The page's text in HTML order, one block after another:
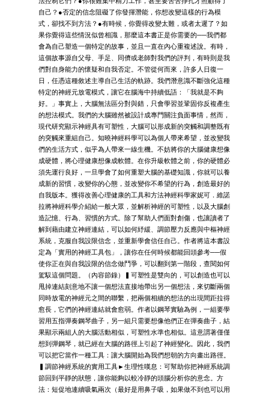
自己？●否定的信念阻礙了你發揮潛能，你想改變這樣的行為模
式，卻找不到方法？●有時候，你覺得改變太難，或者太遲了？如
果你覺得這些情況似曾相識，那麼這本書正是你需要的──我們都
會為自己塑造一個特定的故事，並且一直在內心重複述說。有時，
這個故事源自父母、手足、同儕或老師對我們的評判，有時則是我
們對自身能力的懷疑和自我否定。不管從何而來，許多人日復一
日，任憑這種敘述主導自己生活的軌跡。我們潛意識不斷強化這種
特定的神經元放電模式，讓它在腦海中持續低語：「我就是不夠
好。」事實上，大腦無法區分對與錯，只會學習並鞏固你反複產生
的想法模式。我們的大腦雖然被設計成專門關注負面事情，然而，
現代研究顯示神經具有可塑性，大腦可以形成新的突觸和調整既有
的突觸來重組自己。知曉神經科學可以為個人帶來希望，並改變我
們的生活方式，似乎為人帶來一線生機。不妨將你的大腦健康想像
成硬體，將心理健康想像成軟體。在你升級軟體之前，你的硬體必
須先運行良好，一旦學會了如何重塑大腦的基礎知識，你就可以養
成新的習慣，改變你的心態，並改變你不希望的行為，創造最好的
自我版本。獲得改善心理健康的工具和方法神經科學家妮可．維諾
拉將神經科學介紹給一般大眾，並解析神經的可塑性，以及大腦創
造記憶、行為、習慣的方式。除了幫助人們面對創傷，也讓讀者了
解到藉由建立神經連結，可以如何紓緩、調節壓力反應與中樞神經
系統，克服自我設限信念，並重新學會信任自己。作者將這本書設
定為「實用的神經工具包」，讓你在任何時候都能回頭參考──假
使你正在與自我設限的信念做鬥爭，可以翻到第一階段，查閱如何
駕馭這個問題。（內容節錄）▍可塑性是雙向的，可以創造也可以
甩掉連結刻意地不讓一個想法直接地帶出另一個想法，來切斷兩個
同時放電的神經元之間的聯繫，把兩個相續的想法的出現間距拉得
愈長，它們的神經連結就會愈弱。作者以鋼琴實驗為例，一組要學
習用五指彈奏鋼琴曲子，另一組只需要想像他們正在彈奏曲子，結
果顯示兩組人的大腦活動相似，可塑性水準也相似。這意謂著僅僅
想到彈鋼琴，就已經在大腦的路徑上引起了神經變化。因此，我們
可以把它當作一種工具：讓大腦開始為我們想朝的方向畫出路徑。
▍調節神經系統的實用工具►生理性嘆息：可幫助你把神經系統調
節回到平靜的狀態，讓你能夠以較冷靜的頭腦分析你的意念。方
法：短促地連續吸氣兩次（最好是用鼻子吸，如果做不到也可以用